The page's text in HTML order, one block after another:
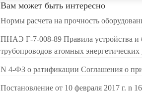
Вам может быть интересно
Нормы расчета на прочность
ПНАЭ Г-7-008-89 Правила устройства и
трубопроводов атомных энергетических
N 4-ФЗ о ратификации Соглашения о
Постановление от 10 февраля 2017 г. n